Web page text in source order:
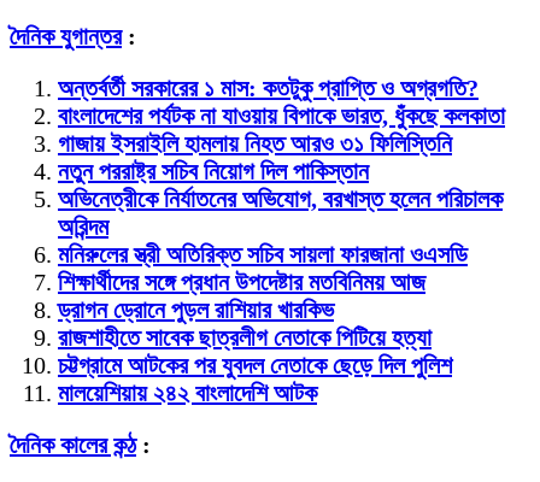
দৈনিক যুগান্তর:
অন্তর্বর্তী সরকারের ১ মাস: কতটুকু প্রাপ্তি ও অগ্রগতি?
বাংলাদেশের পর্যটক না যাওয়ায় বিপাকে ভারত, ধুঁকছে কলকাতা
গাজায় ইসরাইলি হামলায় নিহত আরও ৩১ ফিলিস্তিনি
নতুন পররাষ্ট্র সচিব নিয়োগ দিল পাকিস্তান
অভিনেত্রীকে নির্যাতনের অভিযোগ, বরখাস্ত হলেন পরিচালক
অরিন্দম
মনিরুলের স্ত্রী অতিরিক্ত সচিব সায়লা ফারজানা ওএসডি
শিক্ষার্থীদের সঙ্গে প্রধান উপদেষ্টার মতবিনিময় আজ
ড্রাগন ড্রোনে পুড়ল রাশিয়ার খারকিভ
রাজশাহীতে সাবেক ছাত্রলীগ নেতাকে পিটিয়ে হত্যা
চট্টগ্রামে আটকের পর যুবদল নেতাকে ছেড়ে দিল পুলিশ
মালয়েশিয়ায় ২৪২ বাংলাদেশি আটক
দৈনিক কালের কন্ঠ: